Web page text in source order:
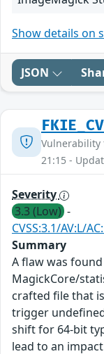
Show details on
JSON
Vulnerability
21:15 -
Severity
3.3 (Low) -
CVSS:3.1/AV:L/
Summary
A flaw was
MagickCore/
crafted file that
trigger
shift for 64-bit
lead to an